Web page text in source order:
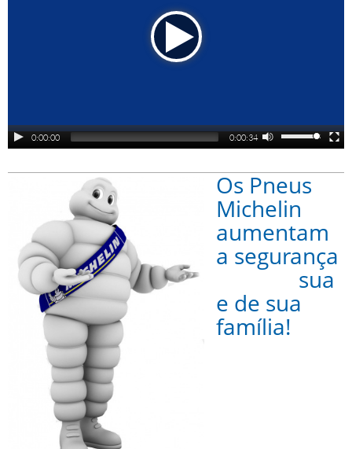
0:00:00 0:00:34
Os Pneus
Michelin
aumentam
a segurança
sua
e de sua
família!